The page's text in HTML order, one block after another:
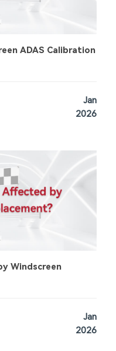
ADAS Calibration
Jan
2026
Windscreen
Jan
2026